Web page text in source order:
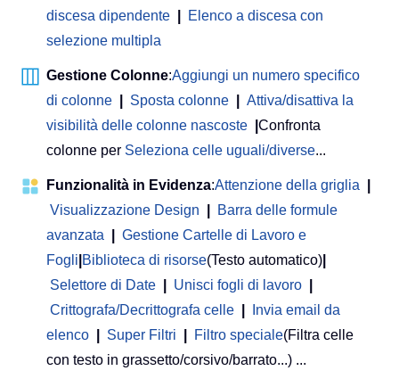
discesa dipendente
Elenco a discesa con
selezione multipla
Gestione Colonne:Aggiungi un numero specifico
di colonne
Sposta colonne
Attiva/disattiva la
visibilità delle colonne nascoste
Confronta
colonne per Seleziona celle uguali/diverse...
Funzionalità in Evidenza:Attenzione della griglia
Visualizzazione Design
Barra delle formule
avanzata
Gestione Cartelle di Lavoro e
Fogli Biblioteca di risorse(Testo automatico)
Selettore di Date
Unisci fogli di lavoro
Crittografa/Decrittografa celle
Invia email da
elenco
Super Filtri Filtro speciale(Filtra celle
con testo in grassetto/corsivo/barrato...) ...